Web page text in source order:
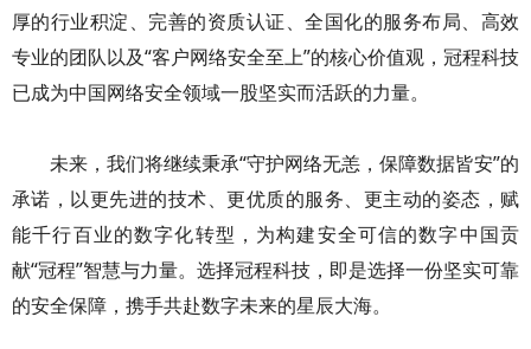
厚的行业积淀、完善的资质认证、全国化的服务布局、高效
专业的团队以及“客户网络安全至上”的核心价值观，冠程科技
已成为中国网络安全领域一股坚实而活跃的力量。
未来，我们将继续秉承“守护网络无恙，保障数据皆安”的
承诺，以更先进的技术、更优质的服务、更主动的姿态，赋
能千行百业的数字化转型，为构建安全可信的数字中国贡
献“冠程”智慧与力量。选择冠程科技，即是选择一份坚实可靠
的安全保障，携手共赴数字未来的星辰大海。